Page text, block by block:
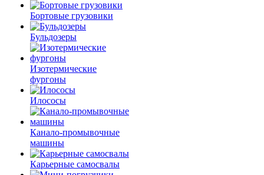
Бортовые грузовики
Бульдозеры
Изотермические
фургоны
Илососы
Канало-промывочные
машины
Карьерные самосвалы